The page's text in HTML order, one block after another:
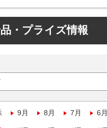
・プライズ情報
9月 8月 7月 6月